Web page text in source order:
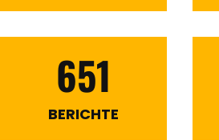
651
BERICHTE